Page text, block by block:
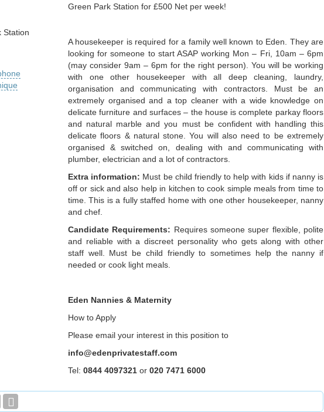
Green Park Station for £500 Net per week!
A housekeeper is required for a family well known to Eden. They are
looking for someone to start ASAP working Mon – Fri, 10am – 6pm
(may consider 9am – 6pm for the right person). You will be working
with one other housekeeper with all deep cleaning, laundry,
organisation and communicating with contractors. Must be an
extremely organised and a top cleaner with a wide knowledge on
delicate furniture and surfaces – the house is complete parkay floors
and natural marble and you must be confident with handling this
delicate floors & natural stone. You will also need to be extremely
organised & switched on, dealing with and communicating with
plumber, electrician and a lot of contractors.
Extra information: Must be child friendly to help with kids if nanny is
off or sick and also help in kitchen to cook simple meals from time to
time. This is a fully staffed home with one other housekeeper, nanny
and chef.
Candidate Requirements: Requires someone super flexible, polite
and reliable with a discreet personality who gets along with other
staff well. Must be child friendly to sometimes help the nanny if
needed or cook light meals.
Eden Nannies & Maternity
How to Apply
Please email your interest in this position to
info@edenprivatestaff.com
Tel: 0844 4097321 or 020 7471 6000
Station